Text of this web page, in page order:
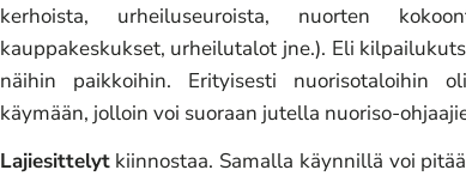
kerhoista, urheiluseuroista, nuorten
kauppakeskukset, urheilutalot jne.). Eli
näihin paikkoihin. Erityisesti nuorisotaloihin
käymään, jolloin voi suoraan jutella nuoriso-
Lajiesittelytkiinnostaa. Samalla käynnillä voi